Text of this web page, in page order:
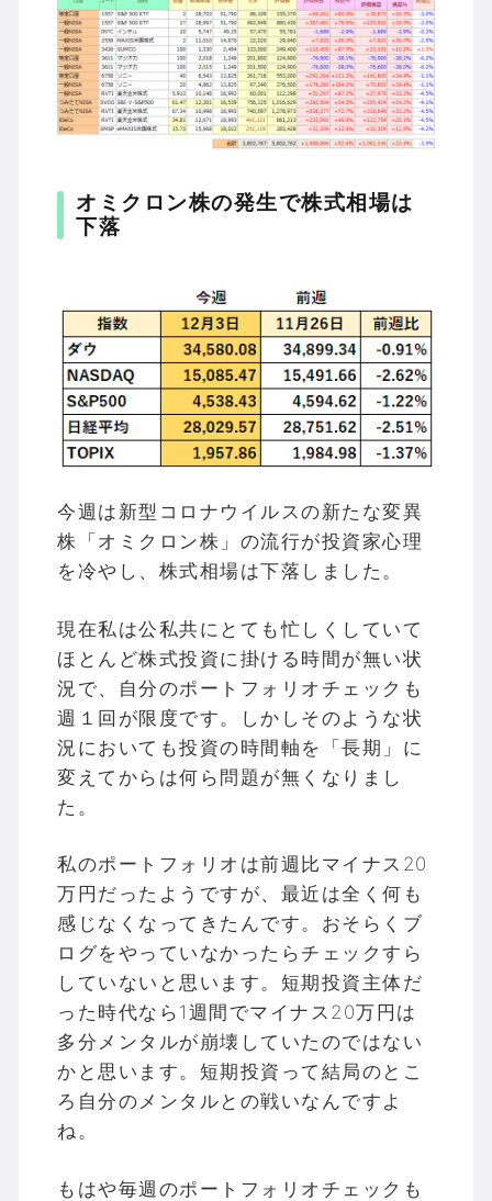
オミクロン株の発生で株式相場は
下落
今週は新型コロナウイルスの新たな変異
株「オミクロン株」の流行が投資家心理
を冷やし、株式相場は下落しました。
現在私は公私共にとても忙しくしていて
ほとんど株式投資に掛ける時間が無い状
況で、自分のポートフォリオチェックも
週１回が限度です。しかしそのような状
況においても投資の時間軸を「長期」に
変えてからは何ら問題が無くなりまし
た。
私のポートフォリオは前週比マイナス20
万円だったようですが、最近は全く何も
感じなくなってきたんです。おそらくブ
ログをやっていなかったらチェックすら
していないと思います。短期投資主体だ
った時代なら1週間でマイナス20万円は
多分メンタルが崩壊していたのではない
かと思います。短期投資って結局のとこ
ろ自分のメンタルとの戦いなんですよ
ね。
もはや毎週のポートフォリオチェックも